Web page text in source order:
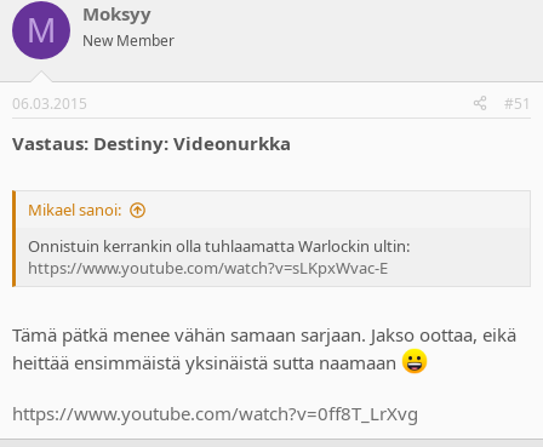
M Moksyy
New Member
06.03.2015 #51
Vastaus: Destiny: Videonurkka
Mikael sanoi:
Onnistuin kerrankin olla tuhlaamatta Warlockin ultin:
https://www.youtube.com/watch?v=sLKpxWvac-E
Tämä pätkä menee vähän samaan sarjaan. Jakso oottaa, eikä
heittää ensimmäistä yksinäistä sutta naamaan
https://www.youtube.com/watch?v=0ff8T_LrXvg